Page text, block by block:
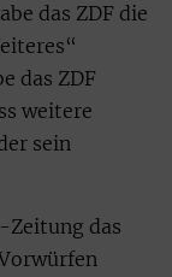
das ZDF die
das ZDF
weitere
sein
Zeitung das